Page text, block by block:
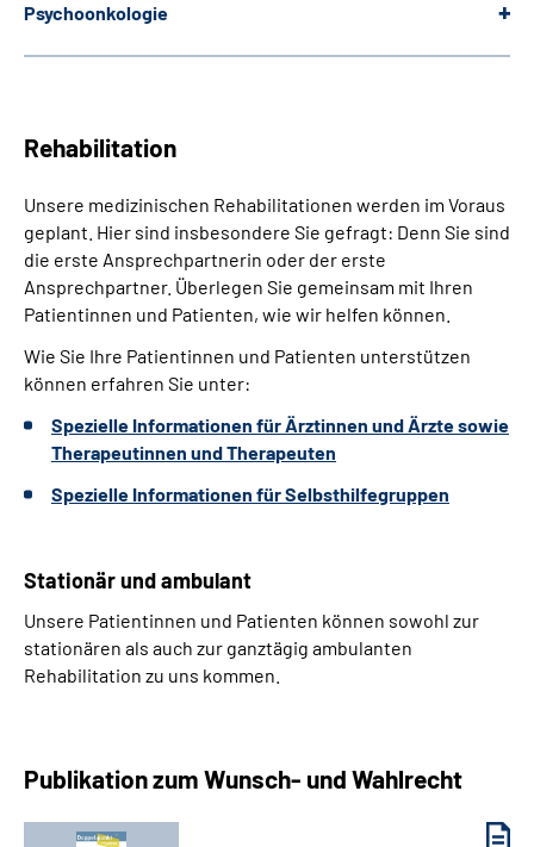
Psychoonkologie
Rehabilitation
Unsere medizinischen Rehabilitationen werden im Voraus
geplant. Hier sind insbesondere Sie gefragt: Denn Sie sind
die erste Ansprechpartnerin oder der erste
Ansprechpartner. Überlegen Sie gemeinsam mit Ihren
Patientinnen und Patienten, wie wir helfen können.
Wie Sie Ihre Patientinnen und Patienten unterstützen
können erfahren Sie unter:
Spezielle Informationen für Ärztinnen und Ärzte sowie
Therapeutinnen und Therapeuten
Spezielle Informationen für Selbsthilfegruppen
Stationär und ambulant
Unsere Patientinnen und Patienten können sowohl zur
stationären als auch zur ganztägig ambulanten
Rehabilitation zu uns kommen.
Publikation zum Wunsch- und Wahlrecht